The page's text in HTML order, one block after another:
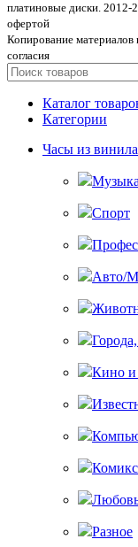
платиновые диски. 2012-
офертой
Копирование материалов
согласия
Каталог
Категории
Часы из винила
Музыка
Спорт
Авто/
Кино
Разное